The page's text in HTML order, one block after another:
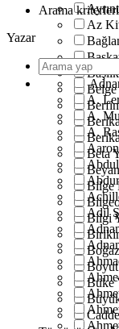
Az
Belge
Berfin
Beta
Bilge
Bilgi
Boyut
Büke
Arama
Yazar
A.
A.
A.
Adil